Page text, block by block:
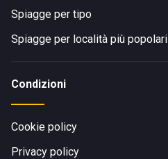
Spiagge per tipo
Spiagge per località più popolari
Condizioni
Cookie policy
Privacy policy